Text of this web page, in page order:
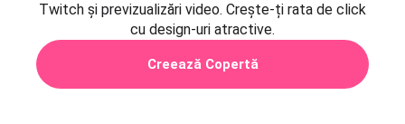
Twitch și previzualizări video. Crește-ți rata de click
cu design-uri atractive.
Creează Copertă